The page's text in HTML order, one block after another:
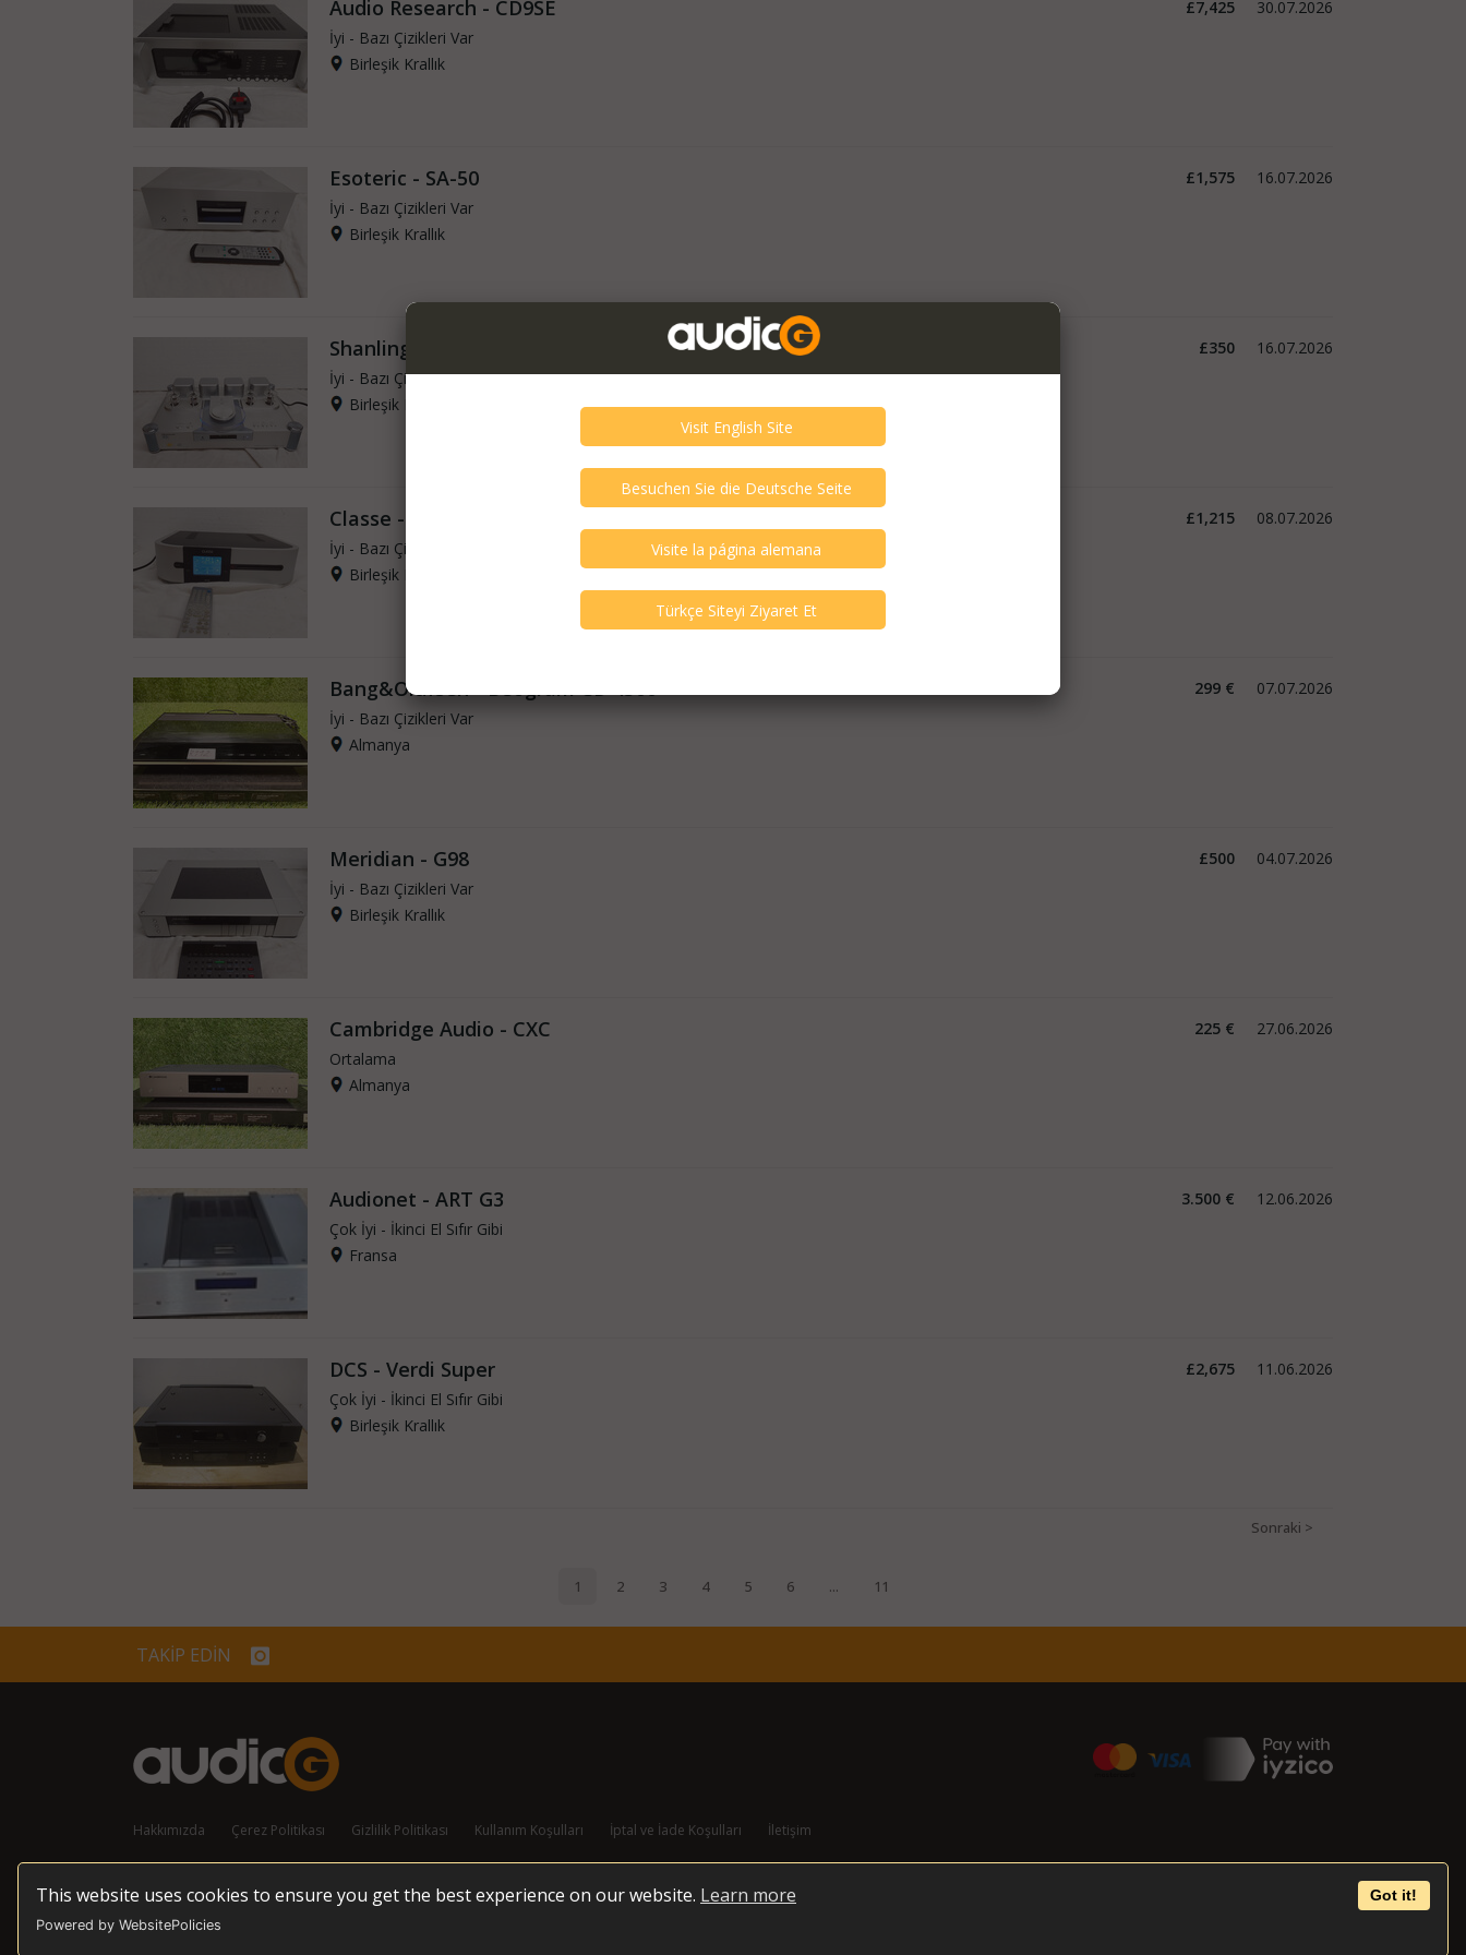
This website uses cookies to ensure you get the best experience on our website. Learn more Got it!
Powered by WebsitePolicies
Audio Research - CD9SE
İyi - Bazı Çizikleri Var
Birleşik Krallık
30.07.2026
£7,425
Esoteric - SA-50
İyi - Bazı Çizikleri Var
Birleşik Krallık
16.07.2026
£1,575
Shanling Audio - SCDT200
İyi - Bazı Çizikleri Var
Birleşik Krallık
16.07.2026
£350
Classe - CDP 202
İyi - Bazı Çizikleri Var
Birleşik Krallık
08.07.2026
£1,215
Bang&Olufsen - Beogram CD 4500
İyi - Bazı Çizikleri Var
Almanya
07.07.2026
299 €
Meridian - G98
İyi - Bazı Çizikleri Var
Birleşik Krallık
04.07.2026
£500
Cambridge Audio - CXC
Ortalama
Almanya
27.06.2026
225 €
Audionet - ART G3
Çok İyi - İkinci El Sıfır Gibi
Fransa
12.06.2026
3.500 €
DCS - Verdi Super
Çok İyi - İkinci El Sıfır Gibi
Birleşik Krallık
11.06.2026
£2,675
TAKİP EDİN
Hakkımızda Çerez Politikası Gizlilik Politikası Kullanım Koşulları İptal ve İade Koşulları İletişim
© 2026 audioG - Tüm Hakları Korunmaktadır